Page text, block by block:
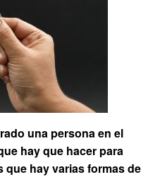
una persona en el
hay que hacer para
que hay varias formas de